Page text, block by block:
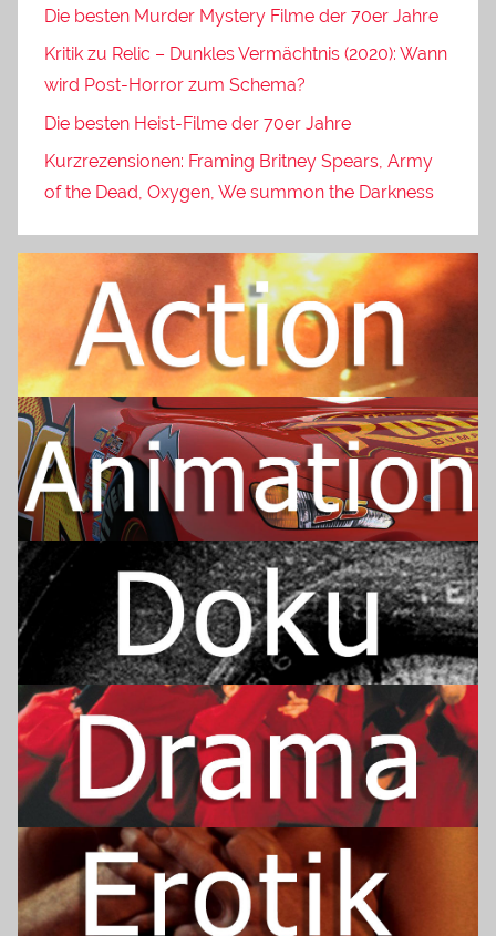
Die besten Murder Mystery Filme der 70er Jahre
Kritik zu Relic – Dunkles Vermächtnis (2020): Wann
wird Post-Horror zum Schema?
Die besten Heist-Filme der 70er Jahre
Kurzrezensionen: Framing Britney Spears, Army
of the Dead, Oxygen, We summon the Darkness